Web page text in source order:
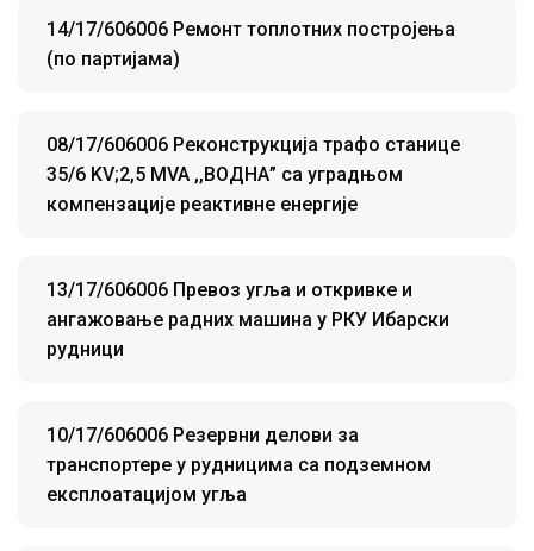
14/17/606006 Ремонт топлотних постројења
(по партијама)
08/17/606006 Реконструкција трафо станице
35/6 KV;2,5 MVA ,,ВОДНА” са уградњом
компензације реактивне енергије
13/17/606006 Превоз угља и откривке и
ангажовање радних машина у РКУ Ибарски
рудници
10/17/606006 Резервни делови за
транспортере у рудницима са подземном
експлоатацијом угља